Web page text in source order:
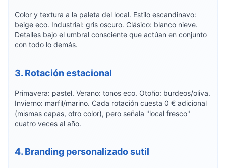
Color y textura a la paleta del local. Estilo escandinavo:
beige eco. Industrial: gris oscuro. Clásico: blanco nieve.
Detalles bajo el umbral consciente que actúan en conjunto
con todo lo demás.
3. Rotación estacional
Primavera: pastel. Verano: tonos eco. Otoño: burdeos/oliva.
Invierno: marfil/marino. Cada rotación cuesta 0 € adicional
(mismas capas, otro color), pero señala "local fresco"
cuatro veces al año.
4. Branding personalizado sutil